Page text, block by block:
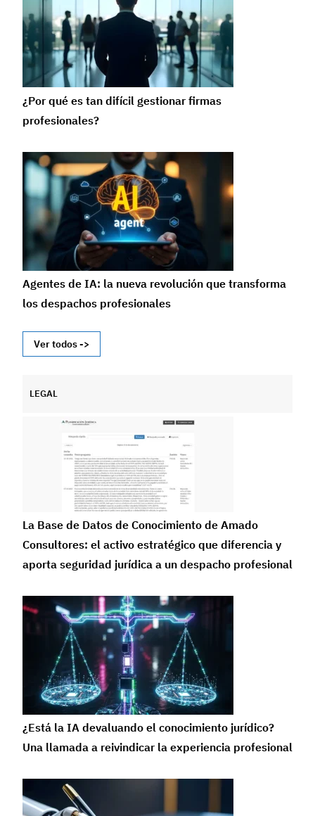
¿Por qué es tan difícil gestionar firmas
profesionales?
Agentes de IA: la nueva revolución que transforma
los despachos profesionales
Ver todos ->
LEGAL
La Base de Datos de Conocimiento de Amado
Consultores: el activo estratégico que diferencia y
aporta seguridad jurídica a un despacho profesional
¿Está la IA devaluando el conocimiento jurídico?
Una llamada a reivindicar la experiencia profesional